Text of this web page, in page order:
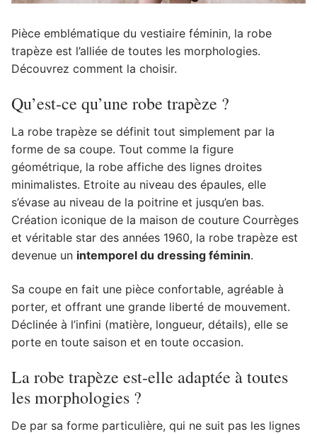
Pièce emblématique du vestiaire féminin, la robe
trapèze est l’alliée de toutes les morphologies.
Découvrez comment la choisir.
Qu’est-ce qu’une robe trapèze ?
La robe trapèze se définit tout simplement par la
forme de sa coupe. Tout comme la figure
géométrique, la robe affiche des lignes droites
minimalistes. Etroite au niveau des épaules, elle
s’évase au niveau de la poitrine et jusqu’en bas.
Création iconique de la maison de couture Courrèges
et véritable star des années 1960, la robe trapèze est
devenue un intemporel du dressing féminin.
Sa coupe en fait une pièce confortable, agréable à
porter, et offrant une grande liberté de mouvement.
Déclinée à l’infini (matière, longueur, détails), elle se
porte en toute saison et en toute occasion.
La robe trapèze est-elle adaptée à toutes
les morphologies ?
De par sa forme particulière, qui ne suit pas les lignes